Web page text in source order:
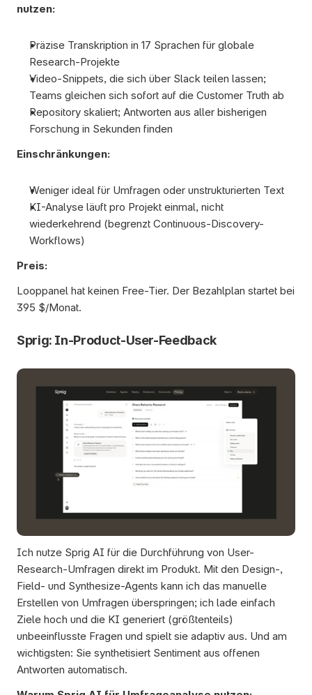
nutzen:
Präzise Transkription in 17 Sprachen für globale
Research-Projekte
Video-Snippets, die sich über Slack teilen lassen;
Teams gleichen sich sofort auf die Customer Truth ab
Repository skaliert; Antworten aus aller bisherigen
Forschung in Sekunden finden
Einschränkungen:
Weniger ideal für Umfragen oder unstrukturierten Text
KI-Analyse läuft pro Projekt einmal, nicht
wiederkehrend (begrenzt Continuous-Discovery-
Workflows)
Preis:
Looppanel hat keinen Free-Tier. Der Bezahlplan startet bei
395 $/Monat.
Sprig: In-Product-User-Feedback
Ich nutze Sprig AI für die Durchführung von User-
Research-Umfragen direkt im Produkt. Mit den Design-,
Field- und Synthesize-Agents kann ich das manuelle
Erstellen von Umfragen überspringen; ich lade einfach
Ziele hoch und die KI generiert (größtenteils)
unbeeinflusste Fragen und spielt sie adaptiv aus. Und am
wichtigsten: Sie synthetisiert Sentiment aus offenen
Antworten automatisch.